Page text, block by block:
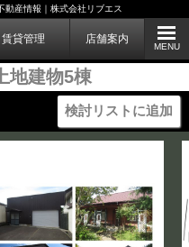
動産情報｜株式会社リブエス
賃貸管理 店舗案内
MENU
地建物5棟
検討リストに追加